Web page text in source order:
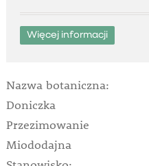
Więcej informacji
Nazwa botaniczna:
Doniczka
Przezimowanie
Miododajna